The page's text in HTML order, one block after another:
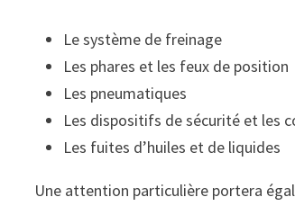
Le système de freinage
Les phares et les feux de position
Les pneumatiques
Les dispositifs de sécurité et les
Les fuites d’huiles et de liquides
Une attention particulière portera